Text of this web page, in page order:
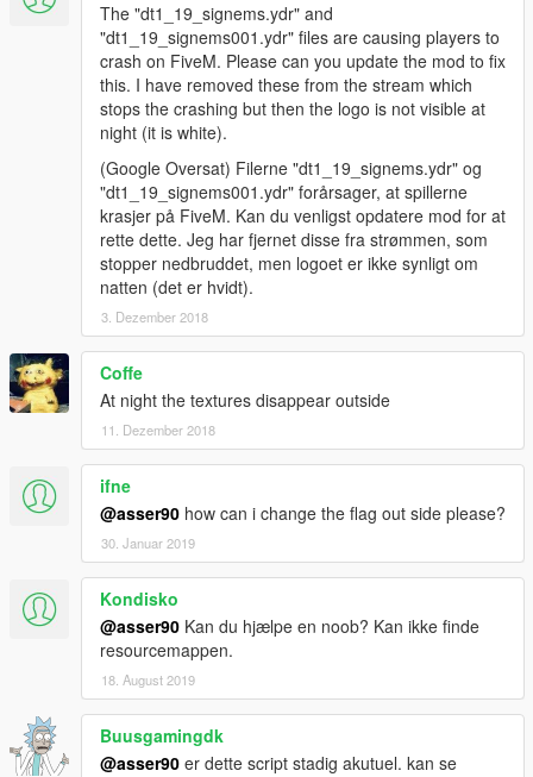
The "dt1_19_signems.ydr" and
"dt1_19_signems001.ydr" files are causing players to
crash on FiveM. Please can you update the mod to fix
this. I have removed these from the stream which
stops the crashing but then the logo is not visible at
night (it is white).
(Google Oversat) Filerne "dt1_19_signems.ydr" og
"dt1_19_signems001.ydr" forårsager, at spillerne
krasjer på FiveM. Kan du venligst opdatere mod for at
rette dette. Jeg har fjernet disse fra strømmen, som
stopper nedbruddet, men logoet er ikke synligt om
natten (det er hvidt).
3. Dezember 2018
Coffe
At night the textures disappear outside
11. Dezember 2018
ifne
@asser90 how can i change the flag out side please?
30. Januar 2019
Kondisko
@asser90 Kan du hjælpe en noob? Kan ikke finde
resourcemappen.
18. August 2019
Buusgamingdk
@asser90 er dette script stadig akutuel. kan se